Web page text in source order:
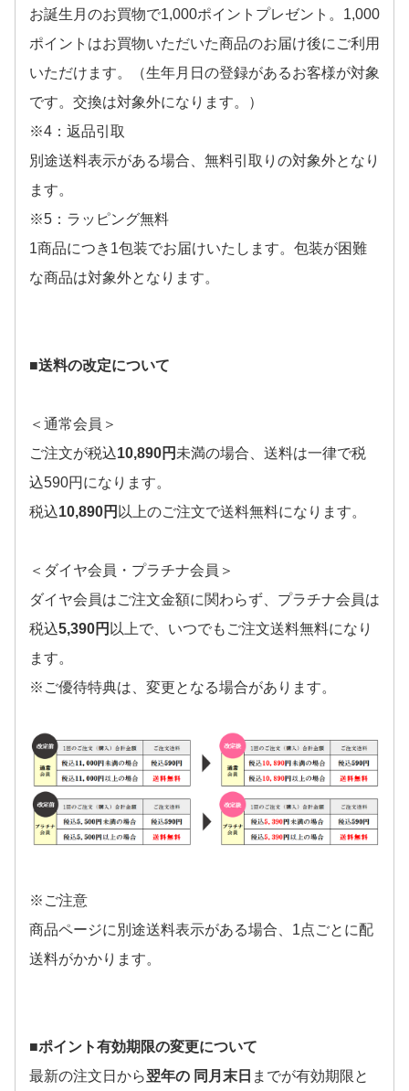
お誕生月のお買物で1,000ポイントプレゼント。1,000
ポイントはお買物いただいた商品のお届け後にご利用
いただけます。（生年月日の登録があるお客様が対象
です。交換は対象外になります。）
※4：返品引取
別途送料表示がある場合、無料引取りの対象外となり
ます。
※5：ラッピング無料
1商品につき1包装でお届けいたします。包装が困難
な商品は対象外となります。
■送料の改定について
＜通常会員＞
ご注文が税込10,890円 未満の場合、送料は一律で税
込590円になります。
税込10,890円 以上のご注文で送料無料になります。
＜ダイヤ会員・プラチナ会員＞
ダイヤ会員はご注文金額に関わらず、プラチナ会員は
税込5,390円 以上で、いつでもご注文送料無料になり
ます。
※ご優待特典は、変更となる場合があります。
※ご注意
商品ページに別途送料表示がある場合、1点ごとに配
送料がかかります。
■ポイント有効期限の変更について
最新の注文日から翌年の 同月末日 までが有効期限と